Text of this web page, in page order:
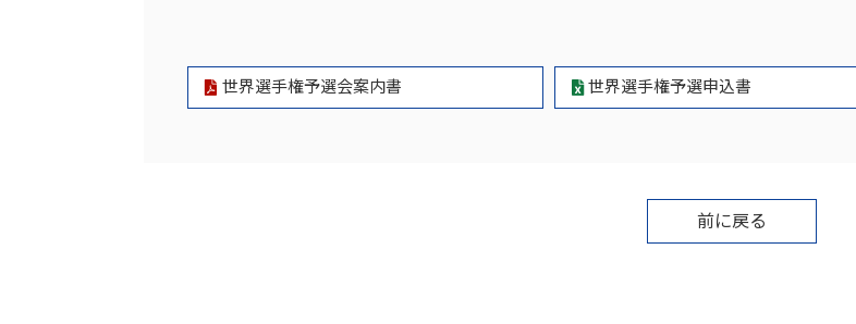
世界選手権予選会案内書 世界選手権予選申込書
前に戻る